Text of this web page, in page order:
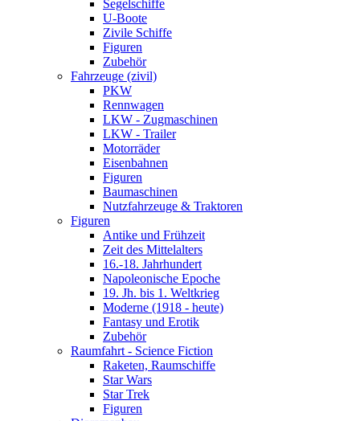
Segelschiffe
U-Boote
Zivile Schiffe
Figuren
Zubehör
Fahrzeuge (zivil)
PKW
Rennwagen
LKW - Zugmaschinen
LKW - Trailer
Motorräder
Eisenbahnen
Figuren
Baumaschinen
Nutzfahrzeuge & Traktoren
Figuren
Antike und Frühzeit
Zeit des Mittelalters
16.-18. Jahrhundert
Napoleonische Epoche
19. Jh. bis 1. Weltkrieg
Moderne (1918 - heute)
Fantasy und Erotik
Zubehör
Raumfahrt - Science Fiction
Raketen, Raumschiffe
Star Wars
Star Trek
Figuren